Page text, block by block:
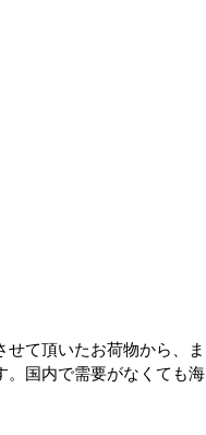
て頂いたお荷物から、ま
。国内で需要がなくても海